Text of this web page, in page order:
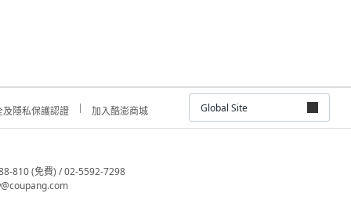
及隱私保護認證 加入酷澎商城 Global Site
810 (免費) / 02-5592-7298